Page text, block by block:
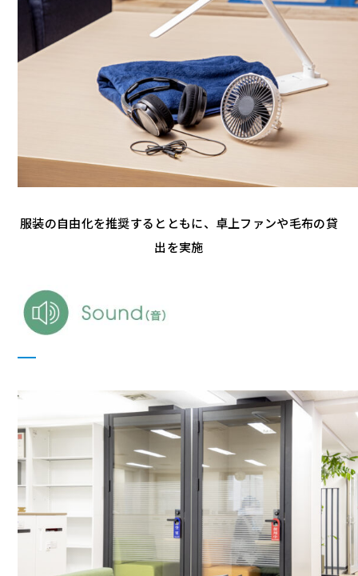
服装の自由化を推奨するとともに、卓上ファンや毛布の貸
出を実施